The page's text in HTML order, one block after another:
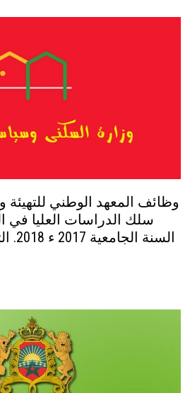
وظائف المعهد الوطني للتهيئة
سلك الدراسات العليا في